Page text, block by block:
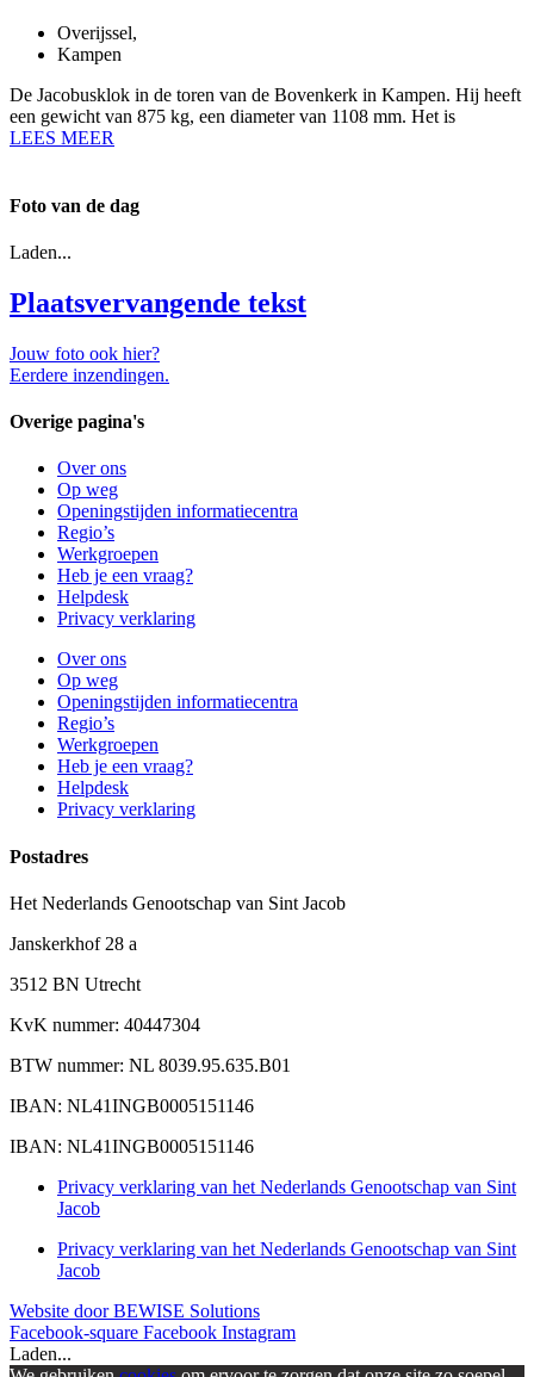
Overijssel,
Kampen
De Jacobusklok in de toren van de Bovenkerk in Kampen. Hij heeft
een gewicht van 875 kg, een diameter van 1108 mm. Het is
LEES MEER
Foto van de dag
Laden...
Plaatsvervangende tekst
Jouw foto ook hier?
Eerdere inzendingen.
Overige pagina's
Over ons
Op weg
Openingstijden informatiecentra
Regio’s
Werkgroepen
Heb je een vraag?
Helpdesk
Privacy verklaring
Over ons
Op weg
Openingstijden informatiecentra
Regio’s
Werkgroepen
Heb je een vraag?
Helpdesk
Privacy verklaring
Postadres
Het Nederlands Genootschap van Sint Jacob
Janskerkhof 28 a
3512 BN Utrecht
KvK nummer: 40447304
BTW nummer: NL 8039.95.635.B01
IBAN: NL41INGB0005151146
IBAN: NL41INGB0005151146
Privacy verklaring van het Nederlands Genootschap van Sint
Jacob
Privacy verklaring van het Nederlands Genootschap van Sint
Jacob
Website door BEWISE Solutions
Facebook-square Facebook Instagram
Laden...